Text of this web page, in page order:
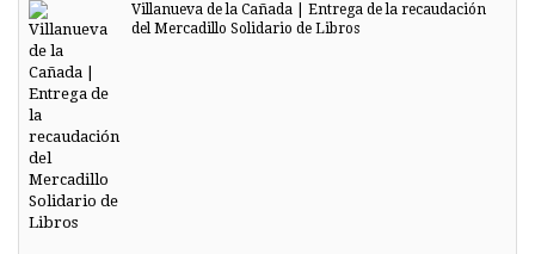
Villanueva de la Cañada | Entrega de la recaudación
del Mercadillo Solidario de Libros